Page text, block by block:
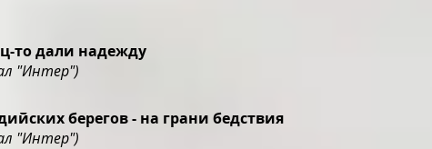
то дали надежду
"Интер")
берегов - на грани бедствия
"Интер")